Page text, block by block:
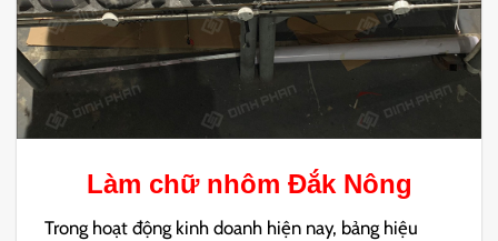
Làm chữ nhôm Đắk Nông
Trong hoạt động kinh doanh hiện nay, bảng hiệu